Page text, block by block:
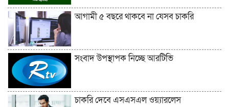
আগামী ৫ বছরে থাকবে না যেসব চাকরি
সংবাদ উপস্থাপক নিচ্ছে আরটিভি
চাকরি দেবে এসএসএল ওয়্যারলেস